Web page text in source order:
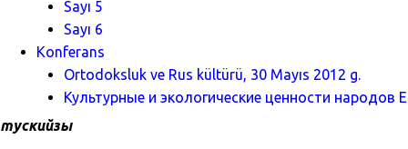
Sayı 5
Sayı 6
Konferans
Ortodoksluk ve Rus kültürü, 30 Mayıs 2012 g.
Культурные и экологические ценности народов
тускийзы